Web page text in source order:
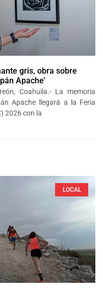
gris, obra sobre
Apache’
Coahuila.- La memoria
Apache llegará a la Feria
2026 con la
LOCAL